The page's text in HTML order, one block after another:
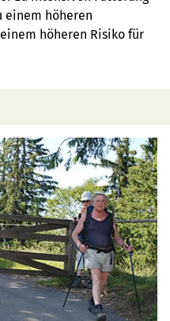
einem höheren
höheren Risiko für